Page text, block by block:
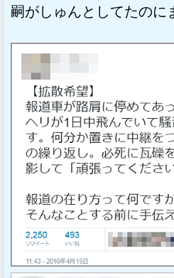
嗣がしゅんとしてたのに